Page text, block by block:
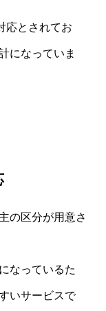
応とされてお
になっていま
の区分が用意さ
なっているた
いサービスで